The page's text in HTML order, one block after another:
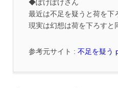
◆ぽけぽけさん
最近は不足を疑うと荷を下
現実は幻想は荷を下ろすと
参考元サイト : 不足を疑う